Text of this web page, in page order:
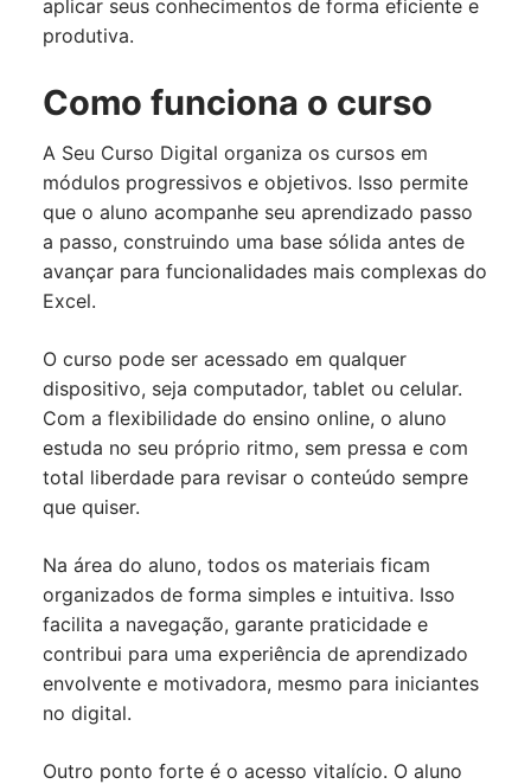
aplicar seus conhecimentos de forma eficiente e
produtiva.
Como funciona o curso
A Seu Curso Digital organiza os cursos em
módulos progressivos e objetivos. Isso permite
que o aluno acompanhe seu aprendizado passo
a passo, construindo uma base sólida antes de
avançar para funcionalidades mais complexas do
Excel.
O curso pode ser acessado em qualquer
dispositivo, seja computador, tablet ou celular.
Com a flexibilidade do ensino online, o aluno
estuda no seu próprio ritmo, sem pressa e com
total liberdade para revisar o conteúdo sempre
que quiser.
Na área do aluno, todos os materiais ficam
organizados de forma simples e intuitiva. Isso
facilita a navegação, garante praticidade e
contribui para uma experiência de aprendizado
envolvente e motivadora, mesmo para iniciantes
no digital.
Outro ponto forte é o acesso vitalício. O aluno